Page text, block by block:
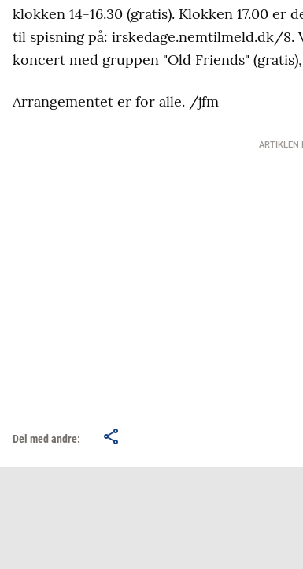
klokken 14-16.30 (gratis). Klokken 17.00
til spisning på: irskedage.nemtilmeld.dk/
koncert med gruppen "Old Friends"
Arrangementet er for alle. /jfm
ARTIKLEN
Del med andre: